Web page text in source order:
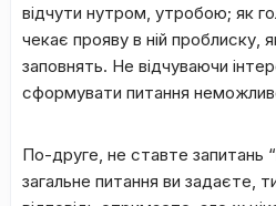
відчути нутром, утробою; як
чекає прояву в ній проблиску,
заповнять. Не відчуваючи
сформувати питання
По-друге, не ставте запитань
загальне питання ви задаєте,